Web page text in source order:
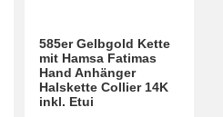
585er Gelbgold Kette
mit Hamsa Fatimas
Hand Anhänger
Halskette Collier 14K
inkl. Etui